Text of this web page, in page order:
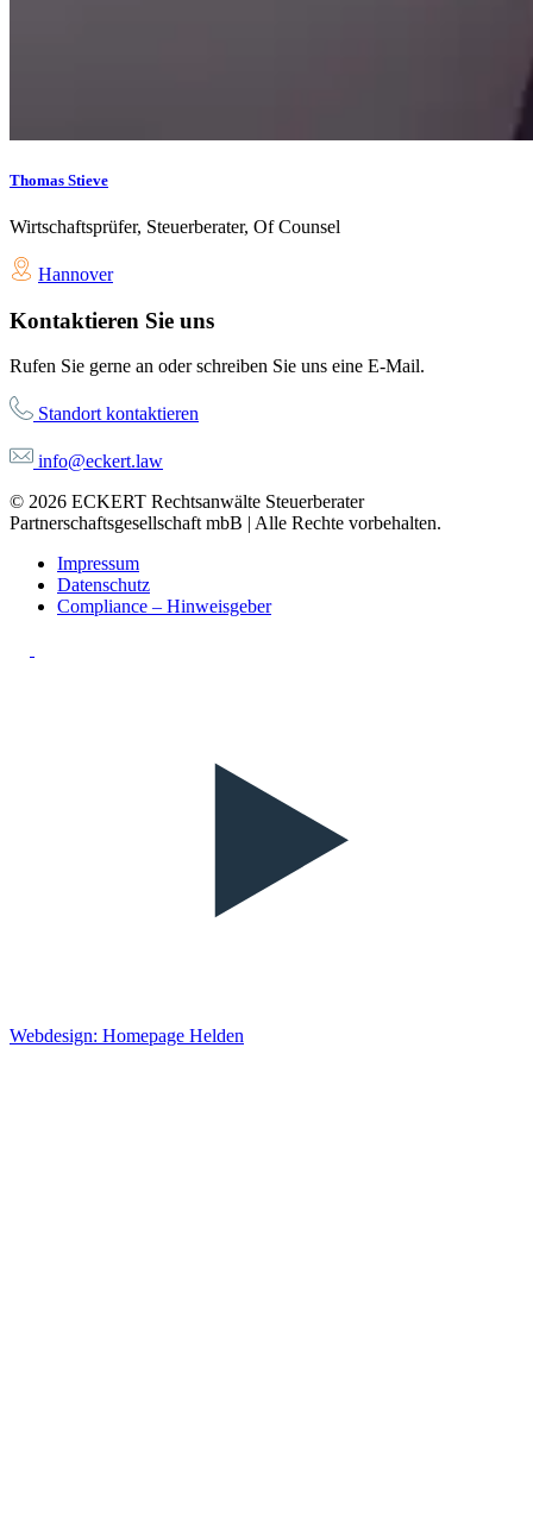
Thomas Stieve
Wirtschaftsprüfer, Steuerberater, Of Counsel
Hannover
Kontaktieren Sie uns
Rufen Sie gerne an oder schreiben Sie uns eine E-Mail.
Standort kontaktieren
info@eckert.law
© 2026 ECKERT Rechtsanwälte Steuerberater
Partnerschaftsgesellschaft mbB | Alle Rechte vorbehalten.
Impressum
Datenschutz
Compliance – Hinweisgeber
Webdesign: Homepage Helden